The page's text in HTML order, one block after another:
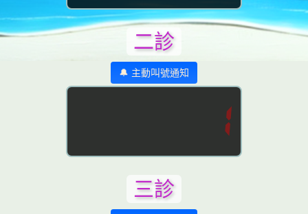
二診
🔔 主動叫號通知
1
三診